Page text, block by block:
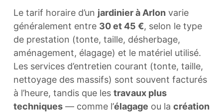
Le tarif horaire d’un jardinier à Arlon varie
généralement entre 30 et 45 €, selon le type
de prestation (tonte, taille, désherbage,
aménagement, élagage) et le matériel utilisé.
Les services d’entretien courant (tonte, taille,
nettoyage des massifs) sont souvent facturés
à l’heure, tandis que les travaux plus
techniques— comme l’élagage ou la création